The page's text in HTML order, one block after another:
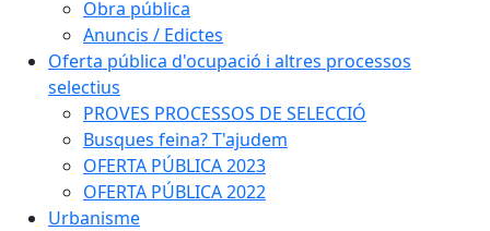
Obra pública
Anuncis / Edictes
Oferta pública d'ocupació i altres processos
selectius
PROVES PROCESSOS DE SELECCIÓ
Busques feina? T'ajudem
OFERTA PÚBLICA 2023
OFERTA PÚBLICA 2022
Urbanisme